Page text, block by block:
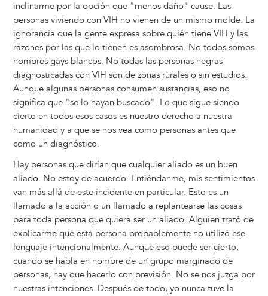
inclinarme por la opción que "menos daño" cause. Las
personas viviendo con VIH no vienen de un mismo molde. La
ignorancia que la gente expresa sobre quién tiene VIH y las
razones por las que lo tienen es asombrosa. No todos somos
hombres gays blancos. No todas las personas negras
diagnosticadas con VIH son de zonas rurales o sin estudios.
Aunque algunas personas consumen sustancias, eso no
significa que "se lo hayan buscado". Lo que sigue siendo
cierto en todos esos casos es nuestro derecho a nuestra
humanidad y a que se nos vea como personas antes que
como un diagnóstico.
Hay personas que dirían que cualquier aliado es un buen
aliado. No estoy de acuerdo. Entiéndanme, mis sentimientos
van más allá de este incidente en particular. Esto es un
llamado a la acción o un llamado a replantearse las cosas
para toda persona que quiera ser un aliado. Alguien trató de
explicarme que esta persona probablemente no utilizó ese
lenguaje intencionalmente. Aunque eso puede ser cierto,
cuando se habla en nombre de un grupo marginado de
personas, hay que hacerlo con previsión. No se nos juzga por
nuestras intenciones. Después de todo, yo nunca tuve la